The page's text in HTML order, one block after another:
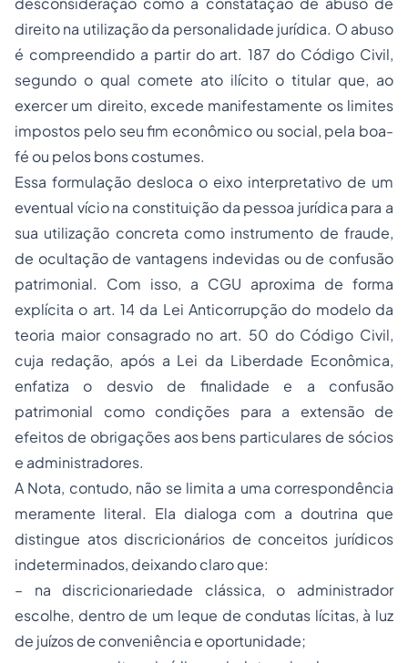
direito na utilização da personalidade jurídica. O abuso
é compreendido a partir do art. 187 do Código Civil,
segundo o qual comete ato ilícito o titular que, ao
exercer um direito, excede manifestamente os limites
impostos pelo seu fim econômico ou social, pela boa-
fé ou pelos bons costumes.
Essa formulação desloca o eixo interpretativo de um
eventual vício na constituição da pessoa jurídica para a
sua utilização concreta como instrumento de fraude,
de ocultação de vantagens indevidas ou de confusão
patrimonial. Com isso, a CGU aproxima de forma
explícita o art. 14 da Lei Anticorrupção do modelo da
teoria maior consagrado no art. 50 do Código Civil,
cuja redação, após a Lei da Liberdade Econômica,
enfatiza o desvio de finalidade e a confusão
patrimonial como condições para a extensão de
efeitos de obrigações aos bens particulares de sócios
e administradores.
A Nota, contudo, não se limita a uma correspondência
meramente literal. Ela dialoga com a doutrina que
distingue atos discricionários de conceitos jurídicos
indeterminados, deixando claro que:
– na discricionariedade clássica, o administrador
escolhe, dentro de um leque de condutas lícitas, à luz
de juízos de conveniência e oportunidade;